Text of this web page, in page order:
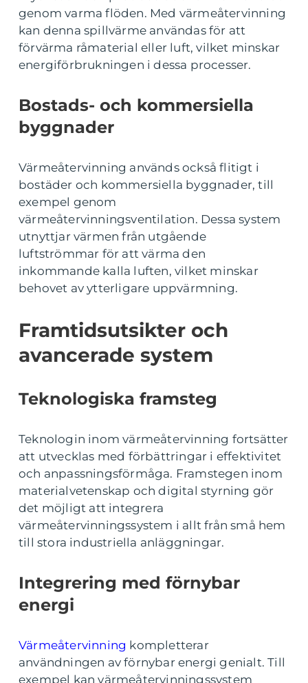
genom varma flöden. Med värmeåtervinning
kan denna spillvärme användas för att
förvärma råmaterial eller luft, vilket minskar
energiförbrukningen i dessa processer.
Bostads- och kommersiella
byggnader
Värmeåtervinning används också flitigt i
bostäder och kommersiella byggnader, till
exempel genom
värmeåtervinningsventilation. Dessa system
utnyttjar värmen från utgående
luftströmmar för att värma den
inkommande kalla luften, vilket minskar
behovet av ytterligare uppvärmning.
Framtidsutsikter och
avancerade system
Teknologiska framsteg
Teknologin inom värmeåtervinning fortsätter
att utvecklas med förbättringar i effektivitet
och anpassningsförmåga. Framstegen inom
materialvetenskap och digital styrning gör
det möjligt att integrera
värmeåtervinningssystem i allt från små hem
till stora industriella anläggningar.
Integrering med förnybar
energi
Värmeåtervinning kompletterar
användningen av förnybar energi genialt. Till
exempel kan värmeåtervinningssystem